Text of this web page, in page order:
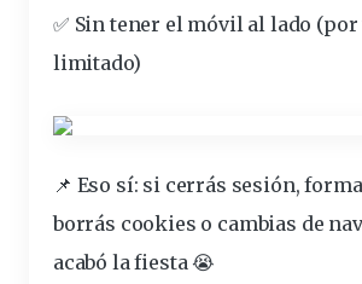
✅ Sin tener el móvil al lado
limitado)
📌 Eso sí: si cerrás sesión,
borrás cookies o cambias de
acabó la fiesta 😭